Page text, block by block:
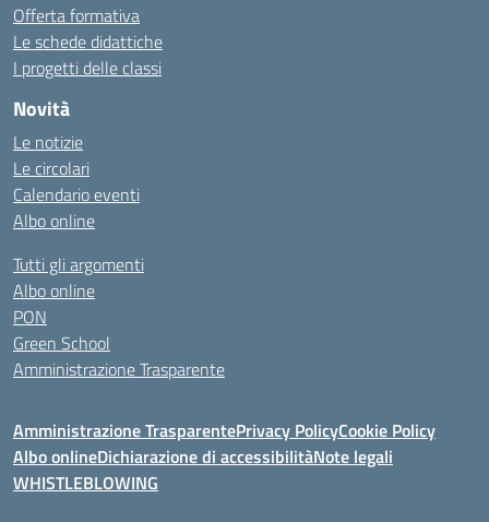
Offerta formativa
Le schede didattiche
I progetti delle classi
Novità
Le notizie
Le circolari
Calendario eventi
Albo online
Tutti gli argomenti
Albo online
PON
Green School
Amministrazione Trasparente
Amministrazione TrasparentePrivacy PolicyCookie Policy
Albo onlineDichiarazione di accessibilitàNote legali
WHISTLEBLOWING